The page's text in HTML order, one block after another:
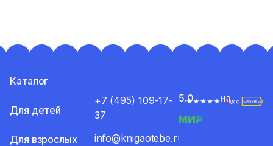
+7 (495) 109-17-
37
info@knigaotebe.ru
Каталог
Для детей
Для взрослых
5.0 на